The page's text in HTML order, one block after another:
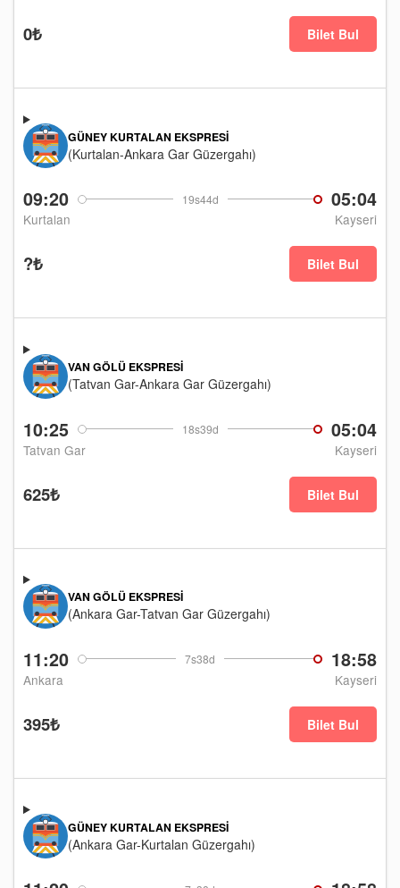
0₺ Bilet Bul
09:20 19s44d 05:04
Kurtalan Kayseri
GÜNEY KURTALAN EKSPRESI
(Kurtalan-Ankara Gar Güzergahı)
?₺ Bilet Bul
10:25 18s39d 05:04
Tatvan Gar Kayseri
VAN GÖLÜ EKSPRESI
(Tatvan Gar-Ankara Gar Güzergahı)
625₺ Bilet Bul
11:20 7s38d 18:58
Ankara Kayseri
VAN GÖLÜ EKSPRESI
(Ankara Gar-Tatvan Gar Güzergahı)
395₺ Bilet Bul
GÜNEY KURTALAN EKSPRESI
(Ankara Gar-Kurtalan Güzergahı)